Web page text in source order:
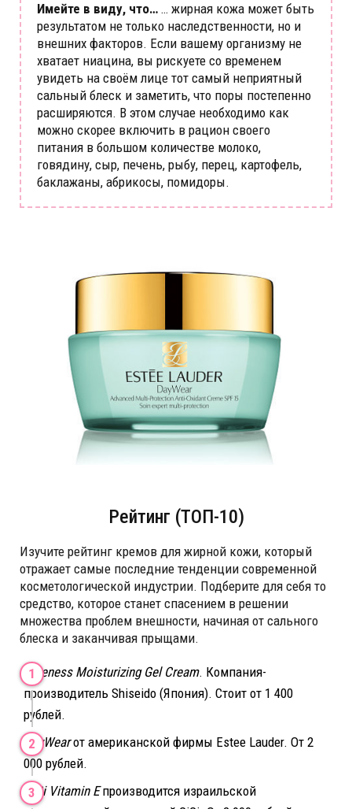
Имейте в виду, что… … жирная кожа может быть
результатом не только наследственности, но и
внешних факторов. Если вашему организму не
хватает ниацина, вы рискуете со временем
увидеть на своём лице тот самый неприятный
сальный блеск и заметить, что поры постепенно
расширяются. В этом случае необходимо как
можно скорее включить в рацион своего
питания в большом количестве молоко,
говядину, сыр, печень, рыбу, перец, картофель,
баклажаны, абрикосы, помидоры.
Рейтинг (ТОП-10)
Изучите рейтинг кремов для жирной кожи, который
отражает самые последние тенденции современной
косметологической индустрии. Подберите для себя то
средство, которое станет спасением в решении
множества проблем внешности, начиная от сального
блеска и заканчивая прыщами.
Pureness Moisturizing Gel Cream. Компания-
производитель Shiseido (Япония). Стоит от 1 400
рублей.
DayWearот американской фирмы Estee Lauder. От 2
000 рублей.
GiGi Vitamin Eпроизводится израильской